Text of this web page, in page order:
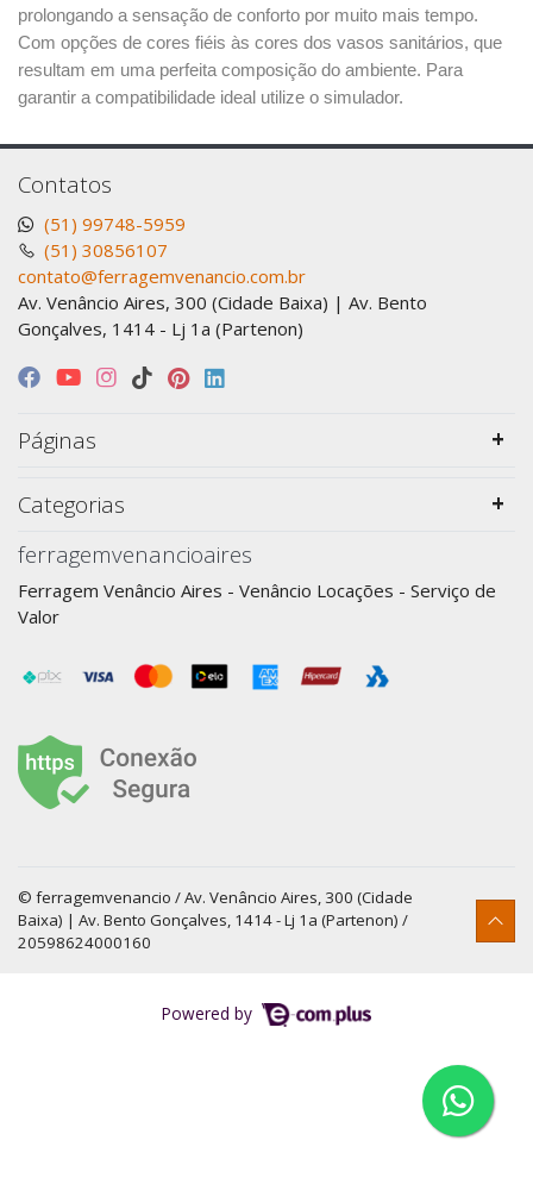
prolongando a sensação de conforto por muito mais tempo.
Com opções de cores fiéis às cores dos vasos sanitários, que
resultam em uma perfeita composição do ambiente. Para
garantir a compatibilidade ideal utilize o simulador.
Contatos
(51) 99748-5959
(51) 30856107
contato@ferragemvenancio.com.br
Av. Venâncio Aires, 300 (Cidade Baixa) | Av. Bento
Gonçalves, 1414 - Lj 1a (Partenon)
Páginas
Categorias
ferragemvenancioaires
Ferragem Venâncio Aires - Venâncio Locações - Serviço de
Valor
© ferragemvenancio / Av. Venâncio Aires, 300 (Cidade
Baixa) | Av. Bento Gonçalves, 1414 - Lj 1a (Partenon) /
20598624000160
Powered by